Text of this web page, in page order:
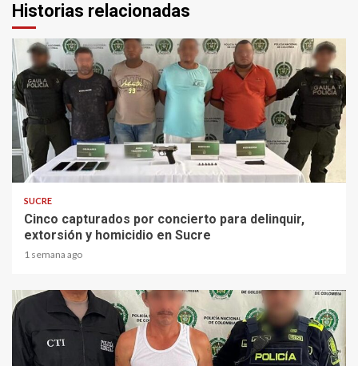
Historias relacionadas
2 min read
SUCRE
Cinco capturados por concierto para delinquir,
extorsión y homicidio en Sucre
1 semana ago